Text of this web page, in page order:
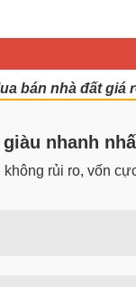
bán nhà đất giá
giàu nhanh
rủi ro, vốn